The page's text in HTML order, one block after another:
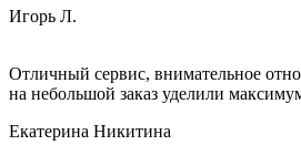
Игорь Л.
Отличный сервис, внимательное
на небольшой заказ уделили
Екатерина Никитина